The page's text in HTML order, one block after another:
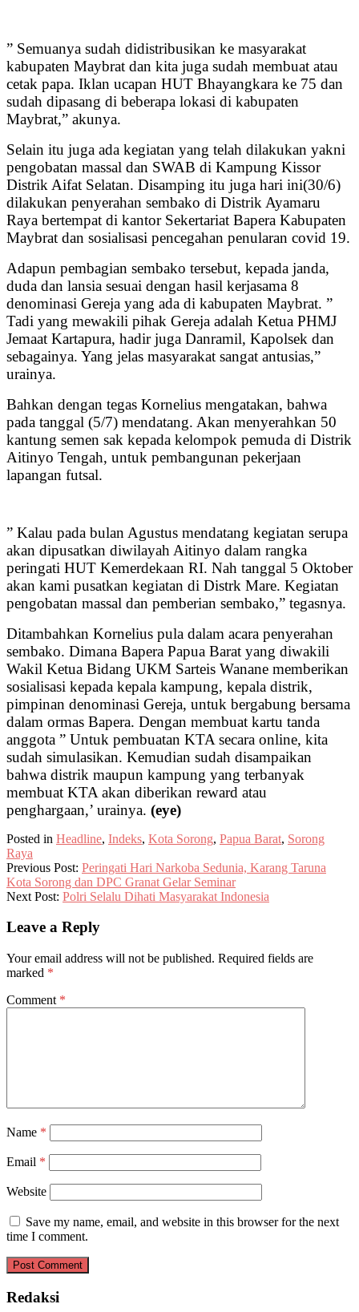
” Semuanya sudah didistribusikan ke masyarakat
kabupaten Maybrat dan kita juga sudah membuat atau
cetak papa. Iklan ucapan HUT Bhayangkara ke 75 dan
sudah dipasang di beberapa lokasi di kabupaten
Maybrat,” akunya.
Selain itu juga ada kegiatan yang telah dilakukan yakni
pengobatan massal dan SWAB di Kampung Kissor
Distrik Aifat Selatan. Disamping itu juga hari ini(30/6)
dilakukan penyerahan sembako di Distrik Ayamaru
Raya bertempat di kantor Sekertariat Bapera Kabupaten
Maybrat dan sosialisasi pencegahan penularan covid 19.
Adapun pembagian sembako tersebut, kepada janda,
duda dan lansia sesuai dengan hasil kerjasama 8
denominasi Gereja yang ada di kabupaten Maybrat. ”
Tadi yang mewakili pihak Gereja adalah Ketua PHMJ
Jemaat Kartapura, hadir juga Danramil, Kapolsek dan
sebagainya. Yang jelas masyarakat sangat antusias,”
urainya.
Bahkan dengan tegas Kornelius mengatakan, bahwa
pada tanggal (5/7) mendatang. Akan menyerahkan 50
kantung semen sak kepada kelompok pemuda di Distrik
Aitinyo Tengah, untuk pembangunan pekerjaan
lapangan futsal.
” Kalau pada bulan Agustus mendatang kegiatan serupa
akan dipusatkan diwilayah Aitinyo dalam rangka
peringati HUT Kemerdekaan RI. Nah tanggal 5 Oktober
akan kami pusatkan kegiatan di Distrk Mare. Kegiatan
pengobatan massal dan pemberian sembako,” tegasnya.
Ditambahkan Kornelius pula dalam acara penyerahan
sembako. Dimana Bapera Papua Barat yang diwakili
Wakil Ketua Bidang UKM Sarteis Wanane memberikan
sosialisasi kepada kepala kampung, kepala distrik,
pimpinan denominasi Gereja, untuk bergabung bersama
dalam ormas Bapera. Dengan membuat kartu tanda
anggota ” Untuk pembuatan KTA secara online, kita
sudah simulasikan. Kemudian sudah disampaikan
bahwa distrik maupun kampung yang terbanyak
membuat KTA akan diberikan reward atau
penghargaan,’ urainya. (eye)
Posted in Headline, Indeks, Kota Sorong, Papua Barat, Sorong
Raya
Previous Post: Peringati Hari Narkoba Sedunia, Karang Taruna
Kota Sorong dan DPC Granat Gelar Seminar
Next Post: Polri Selalu Dihati Masyarakat Indonesia
Leave a Reply
Your email address will not be published. Required fields are
marked *
Comment *
Name *
Email *
Website
Save my name, email, and website in this browser for the next
time I comment.
Redaksi